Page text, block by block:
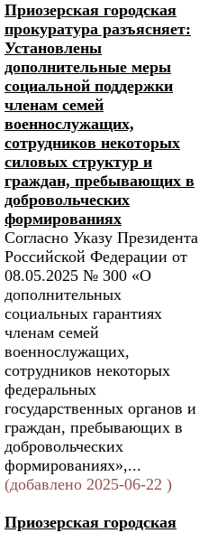
Приозерская городская
прокуратура разъясняет:
Установлены
дополнительные меры
социальной поддержки
членам семей
военнослужащих,
сотрудников некоторых
силовых структур и
граждан, пребывающих в
добровольческих
формированиях
Согласно Указу Президента
Российской Федерации от
08.05.2025 № 300 «О
дополнительных
социальных гарантиях
членам семей
военнослужащих,
сотрудников некоторых
федеральных
государственных органов и
граждан, пребывающих в
добровольческих
формированиях»,...
(добавлено 2025-06-22 )
Приозерская городская